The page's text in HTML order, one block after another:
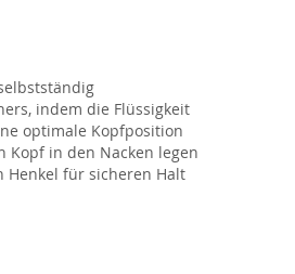
indem die Flüssigkeit
optimale Kopfposition
Kopf in den Nacken legen
Henkel für sicheren Halt